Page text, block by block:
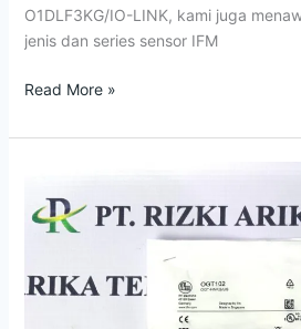
O1DLF3KG/IO-LINK, kami juga
jenis dan series sensor IFM
Read More »
Photoelectric
OGT102
HNKG/US
IFM